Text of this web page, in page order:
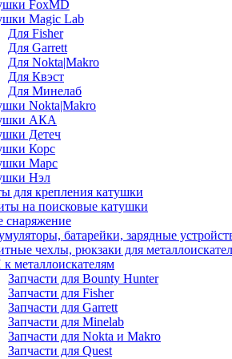
FoxMD
Magic Lab
Для Fisher
Для Garrett
Для Nokta|Makro
Для Квэст
Для Минелаб
Nokta|Makro
АКА
Детеч
Корс
Марс
Нэл
для крепления катушки
на поисковые катушки
снаряжение
батарейки, зарядные
чехлы, рюкзаки для
металлоискателям
Запчасти для Bounty Hunter
Запчасти для Fisher
Запчасти для Garrett
Запчасти для Minelab
Запчасти для Nokta и Makro
Запчасти для Quest